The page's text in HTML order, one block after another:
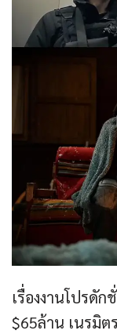
เรื่องงานโปรดั
$65ล้าน เนรมิต